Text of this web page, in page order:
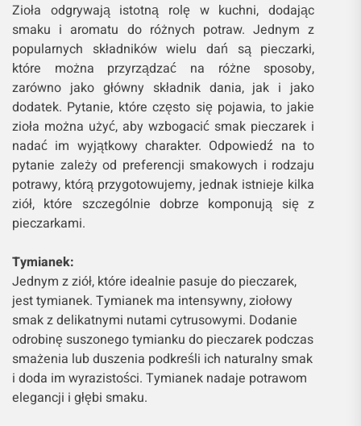
Zioła odgrywają istotną rolę w kuchni, dodając
smaku i aromatu do różnych potraw. Jednym z
popularnych składników wielu dań są pieczarki,
które można przyrządzać na różne sposoby,
zarówno jako główny składnik dania, jak i jako
dodatek. Pytanie, które często się pojawia, to jakie
zioła można użyć, aby wzbogacić smak pieczarek i
nadać im wyjątkowy charakter. Odpowiedź na to
pytanie zależy od preferencji smakowych i rodzaju
potrawy, którą przygotowujemy, jednak istnieje kilka
ziół, które szczególnie dobrze komponują się z
pieczarkami.
Tymianek:
Jednym z ziół, które idealnie pasuje do pieczarek,
jest tymianek. Tymianek ma intensywny, ziołowy
smak z delikatnymi nutami cytrusowymi. Dodanie
odrobinę suszonego tymianku do pieczarek podczas
smażenia lub duszenia podkreśli ich naturalny smak
i doda im wyrazistości. Tymianek nadaje potrawom
elegancji i głębi smaku.